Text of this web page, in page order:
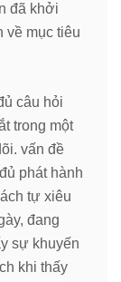
đã khởi
về mục tiêu
câu hỏi
trong một
vấn đề
phát hành
tự xiêu
đang
sự khuyến
khi thấy